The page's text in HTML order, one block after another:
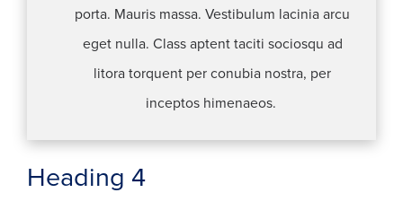
porta. Mauris massa. Vestibulum lacinia arcu
eget nulla. Class aptent taciti sociosqu ad
litora torquent per conubia nostra, per
inceptos himenaeos.
Heading 4